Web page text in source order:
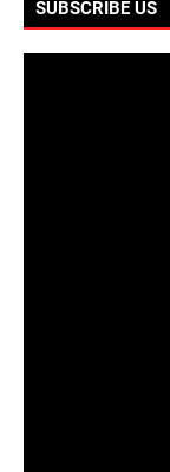
SUBSCRIBE US